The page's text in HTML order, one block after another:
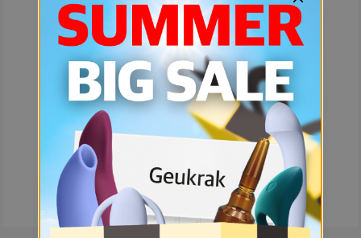
예상치 못한 에러입니다.